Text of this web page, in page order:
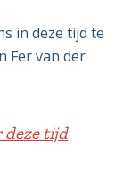
in deze tijd te
Fer van der
deze tijd